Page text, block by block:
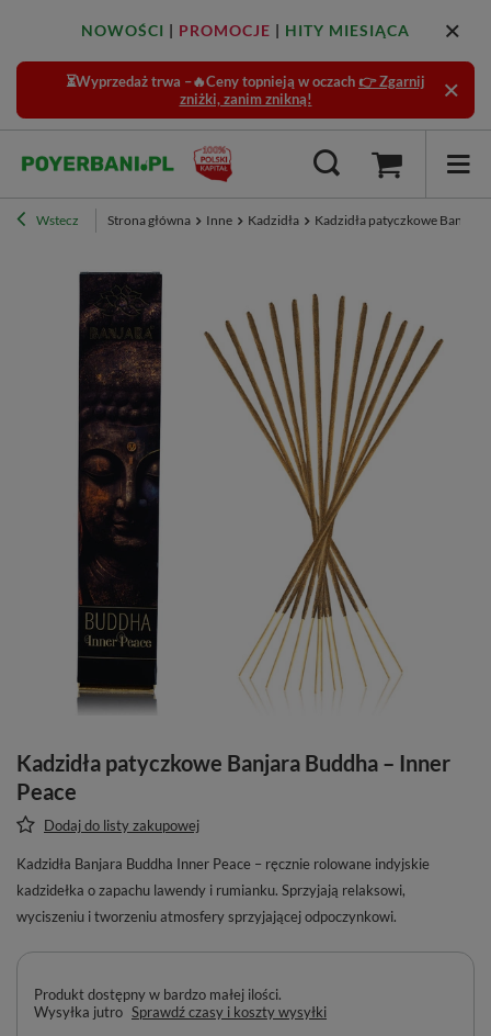
NOWOŚCI | PROMOCJE | HITY MIESIĄCA
⏳Wyprzedaż trwa –🔥Ceny topnieją w oczach 👉 Zgarnij
zniżki, zanim znikną!
Wstecz Strona główna Inne Kadzidła Kadzidła patyczkowe Banjara
Kadzidła patyczkowe Banjara Buddha – Inner
Peace
Dodaj do listy zakupowej
Kadzidła Banjara Buddha Inner Peace – ręcznie rolowane indyjskie
kadzidełka o zapachu lawendy i rumianku. Sprzyjają relaksowi,
wyciszeniu i tworzeniu atmosfery sprzyjającej odpoczynkowi.
Produkt dostępny w bardzo małej ilości
Wysyłka jutro Sprawdź czasy i koszty wysyłki